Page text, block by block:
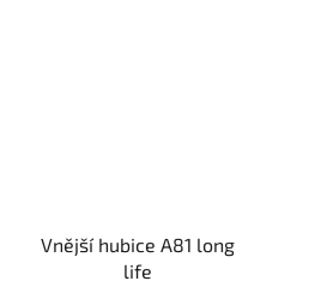
Vnější hubice A81 long
life